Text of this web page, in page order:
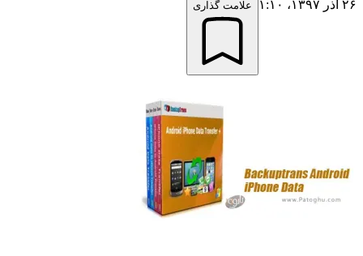
۲۶ آذر ۱۳۹۷،‏ ۱:۱۰
علامت گذاری